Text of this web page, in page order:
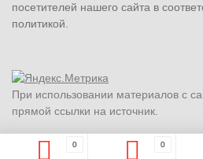
посетителей нашего сайта в
политикой.
При использовании материалов с
прямой ссылки на источник.
0 0